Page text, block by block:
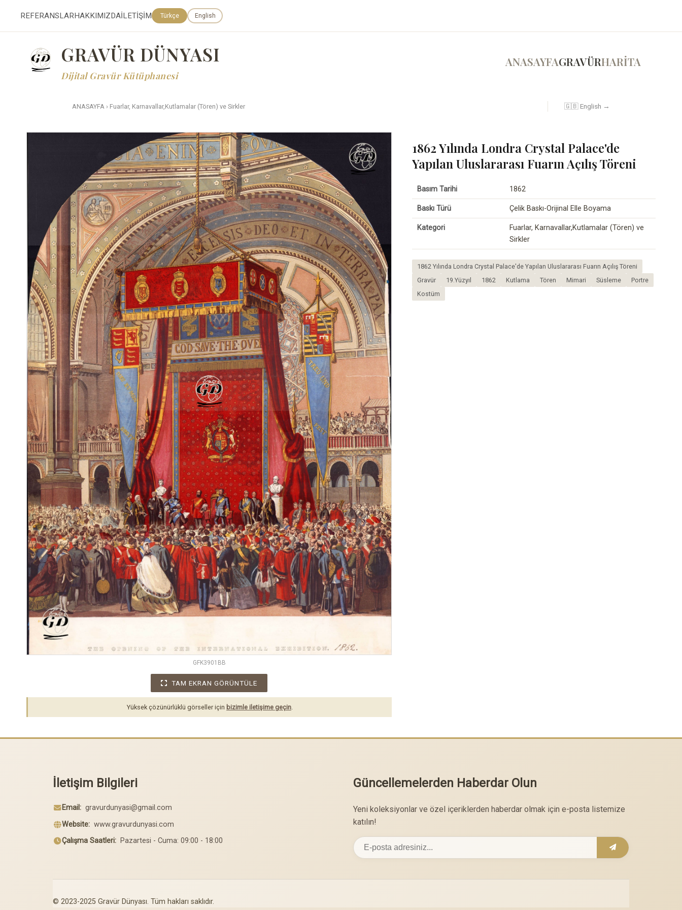
REFERANSLARHAKKIMIZDAİLETİŞİM Türkçe English
GRAVÜR DÜNYASI
Dijital Gravür Kütüphanesi
ANASAYFAGRAVÜRHARİTA
ANASAYFA › Fuarlar, Karnavallar,Kutlamalar (Tören) ve Sirkler 🇬🇧 English →
GFK3901BB
TAM EKRAN GÖRÜNTÜLE
Yüksek çözünürlüklü görseller için bizimle iletişime geçin.
1862 Yılında Londra Crystal Palace'de
Yapılan Uluslararası Fuarın Açılış Töreni
Basım Tarihi 1862
Baskı Türü Çelik Baskı-Orijinal Elle Boyama
Kategori
Fuarlar, Karnavallar,Kutlamalar (Tören) ve
Sirkler
1862 Yılında Londra Crystal Palace'de Yapılan Uluslararası Fuarın Açılış Töreni
Gravür
19.Yüzyıl 1862 Kutlama Tören Mimari Süsleme
Portre
Kostüm
İletişim Bilgileri
Email: gravurdunyasi@gmail.com
Website: www.gravurdunyasi.com
Çalışma Saatleri: Pazartesi - Cuma: 09:00 - 18:00
Güncellemelerden Haberdar Olun
Yeni koleksiyonlar ve özel içeriklerden haberdar olmak için e-posta listemize
katılın!
© 2023-2025 Gravür Dünyası. Tüm hakları saklıdır.